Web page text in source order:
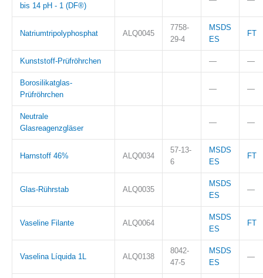
bis 14 pH - 1 (DF®)
Natriumtripolyphosphat ALQ0045
7758-
29-4
MSDS
ES
FT
Kunststoff-Prüfröhrchen — —
Borosilikatglas-
Prüfröhrchen
— —
Neutrale
Glasreagenzgläser
— —
Harnstoff 46% ALQ0034
57-13-
6
MSDS
ES
FT
Glas-Rührstab ALQ0035
MSDS
ES
—
Vaseline Filante ALQ0064
MSDS
ES
FT
Vaselina Líquida 1L ALQ0138
8042-
47-5
MSDS
ES
—